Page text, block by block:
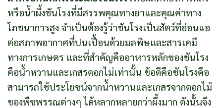
หรือน้ำผึ้งชันโรงที่มีสรรพคุณทางยาและคุณค่าทาง
โภชนาการสูง จำเป็นต้องรู้ว่าชันโรงเป็นสัตว์ที่อ่อนแอ
ต่อสภาพอากาศที่ปนเปื้อนด้วยมลพิษและสารเคมี
ทางการเกษตร และที่สำคัญคืออาหารหลักของชันโรง
คือน้ำหวานและเกสรดอกไม่เท่านั้น ข้อดีคือชันโรงคือ
สามารถใช้ประโยชน์จากน้ำหวานและเกสรจากดอกไม้
ของพืชพรรณต่างๆ ได้หลากหลายกว่าผึ้งมาก ดังนั้นจึง